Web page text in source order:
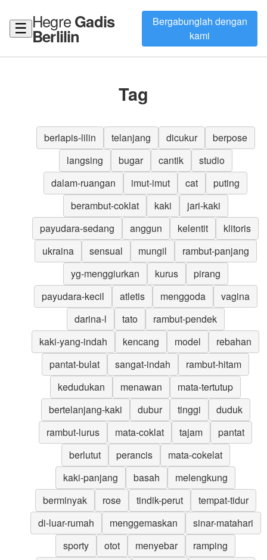
☰ HegreGadis
Berlilin
Bergabunglah dengan
kami
Tag
berlapis-lilin telanjang dicukur
berpose
langsing
bugar cantik
studio
dalam-ruangan
imut-imut cat
puting
berambut-coklat
kaki
jari-kaki
payudara-sedang
anggun kelentit
klitoris
ukraina
sensual mungil
rambut-panjang
yg-menggiurkan
kurus
pirang
payudara-kecil
atletis menggoda
vagina
darina-l
tato
rambut-pendek
kaki-yang-indah
kencang model
rebahan
pantat-bulat
sangat-indah
rambut-hitam
kedudukan
menawan
mata-tertutup
bertelanjang-kaki
dubur tinggi
duduk
rambut-lurus
mata-coklat tajam
pantat
berlutut
perancis
mata-cokelat
kaki-panjang
basah
melengkung
berminyak
rose tindik-perut
tempat-tidur
di-luar-rumah
menggemaskan
sinar-matahari
sporty
otot menyebar
ramping